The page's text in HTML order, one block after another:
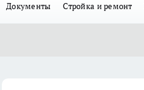
Документы Стройка и ремонт